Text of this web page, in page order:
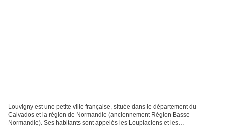
Louvigny est une petite ville française, située dans le département du
Calvados et la région de Normandie (anciennement Région Basse-
Normandie). Ses habitants sont appelés les Loupiaciens et les